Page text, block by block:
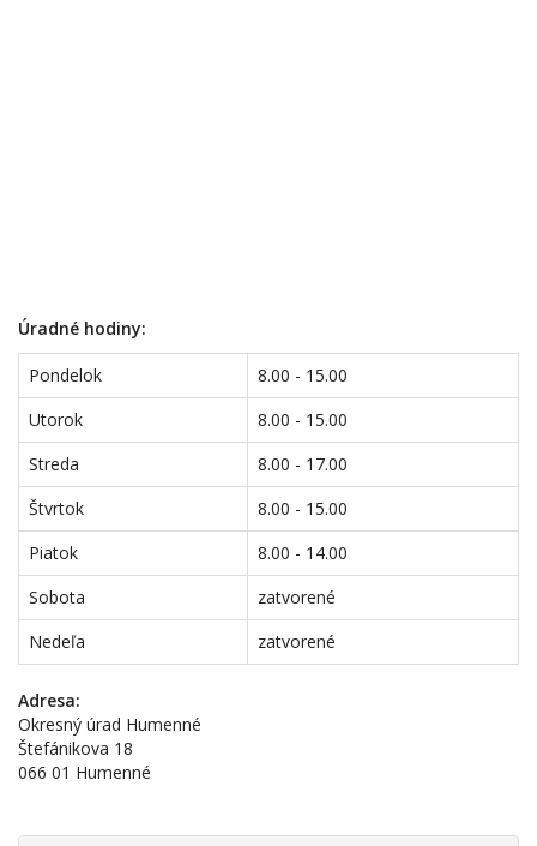
Úradné hodiny:
Pondelok
8.00 - 15.00
Utorok
8.00 - 15.00
Streda
8.00 - 17.00
Štvrtok
8.00 - 15.00
Piatok
8.00 - 14.00
Sobota
zatvorené
Nedeľa
zatvorené
Adresa:
Okresný úrad Humenné
Štefánikova 18
066 01 Humenné